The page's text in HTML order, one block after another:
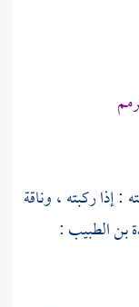
إذا ركبته ، وناقة
بن الطبيب: